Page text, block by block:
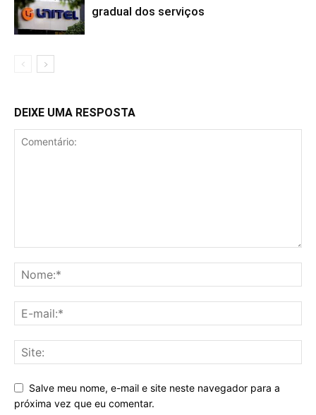
gradual dos serviços
DEIXE UMA RESPOSTA
Salve meu nome, e-mail e site neste navegador para a
próxima vez que eu comentar.